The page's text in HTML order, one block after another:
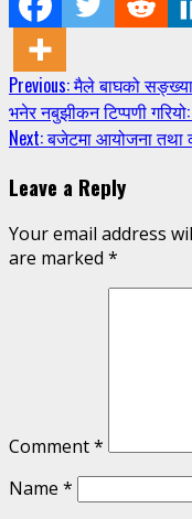
Continue
Reading
Previous:मैले बाघको सङ्ख्या
भनेर नबुझीकन टिप्पणी
Next:बजेटमा आयोजना तथा
Leave a Reply
Your email address
are marked *
Comment*
Name *